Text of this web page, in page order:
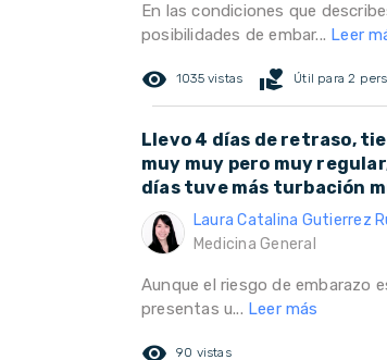
En las condiciones que
posibilidades de embar... Leer
remove_red_eye 1035 vistas volunteer_activism Útil para 2
Llevo 4 días de retraso,
muy muy pero muy
días tuve más turbación
Laura Catalina Gutierrez
Medicina General
Aunque el riesgo de embarazo
presentas u... Leer más
remove_red_eye 90 vistas